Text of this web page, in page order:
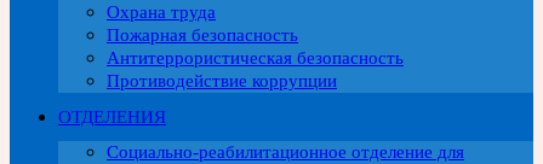
Охрана труда
Пожарная безопасность
Антитеррористическая безопасность
Противодействие коррупции
ОТДЕЛЕНИЯ
Социально-реабилитационное отделение для